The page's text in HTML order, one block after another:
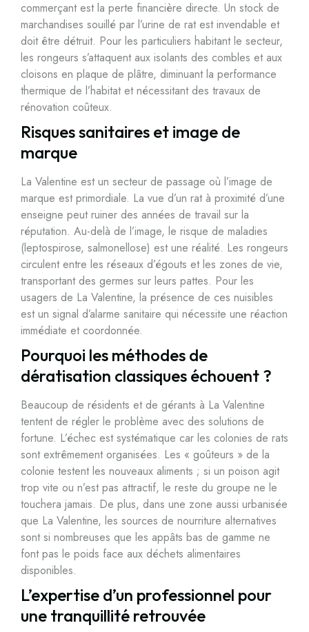
commerçant est la perte financière directe. Un stock de
marchandises souillé par l’urine de rat est invendable et
doit être détruit. Pour les particuliers habitant le secteur,
les rongeurs s’attaquent aux isolants des combles et aux
cloisons en plaque de plâtre, diminuant la performance
thermique de l’habitat et nécessitant des travaux de
rénovation coûteux.
Risques sanitaires et image de
marque
La Valentine est un secteur de passage où l’image de
marque est primordiale. La vue d’un rat à proximité d’une
enseigne peut ruiner des années de travail sur la
réputation. Au-delà de l’image, le risque de maladies
(leptospirose, salmonellose) est une réalité. Les rongeurs
circulent entre les réseaux d’égouts et les zones de vie,
transportant des germes sur leurs pattes. Pour les
usagers de La Valentine, la présence de ces nuisibles
est un signal d’alarme sanitaire qui nécessite une réaction
immédiate et coordonnée.
Pourquoi les méthodes de
dératisation classiques échouent ?
Beaucoup de résidents et de gérants à La Valentine
tentent de régler le problème avec des solutions de
fortune. L’échec est systématique car les colonies de rats
sont extrêmement organisées. Les « goûteurs » de la
colonie testent les nouveaux aliments ; si un poison agit
trop vite ou n’est pas attractif, le reste du groupe ne le
touchera jamais. De plus, dans une zone aussi urbanisée
que La Valentine, les sources de nourriture alternatives
sont si nombreuses que les appâts bas de gamme ne
font pas le poids face aux déchets alimentaires
disponibles.
L’expertise d’un professionnel pour
une tranquillité retrouvée